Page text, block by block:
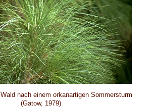
Wald nach einem orkanartigen Sommersturm
(Gatow, 1979)